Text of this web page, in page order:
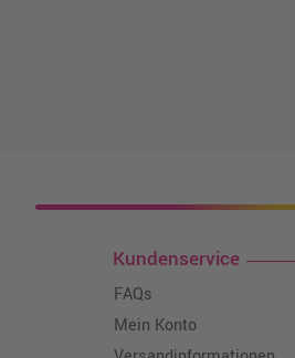
Kundenservice
FAQs
Mein Konto